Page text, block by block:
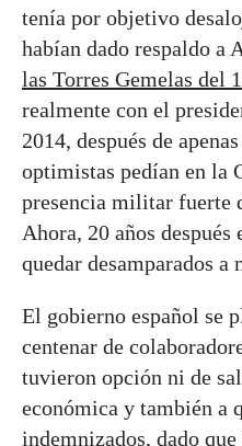
tenía por objetivo
habían dado respaldo a
las Torres Gemelas del
realmente con el
2014, después de
optimistas pedían en la
presencia militar fuerte
Ahora, 20 años
quedar desamparados a
El gobierno español se
centenar de
tuvieron opción ni de
económica y también a
indemnizados, dado